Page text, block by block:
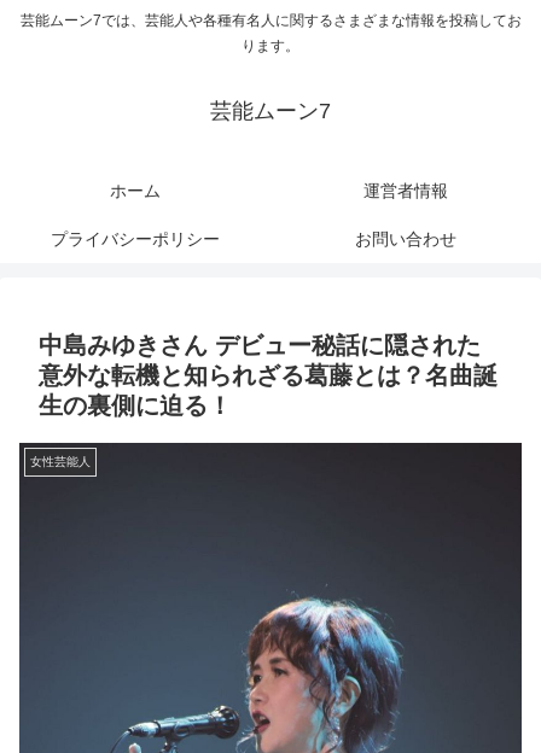
芸能ムーン7では、芸能人や各種有名人に関するさまざまな情報を投稿してお
ります。
芸能ムーン7
ホーム 運営者情報
プライバシーポリシー お問い合わせ
中島みゆきさん デビュー秘話に隠された
意外な転機と知られざる葛藤とは？名曲誕
生の裏側に迫る！
女性芸能人